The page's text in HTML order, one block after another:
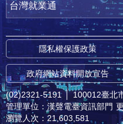
台灣就業通
隱私權保護政策
政府網站資料開放宣告
(02)2321-5191 │ 100012臺北
管理單位：漢聲電臺資訊部門
瀏覽人次：21,603,581